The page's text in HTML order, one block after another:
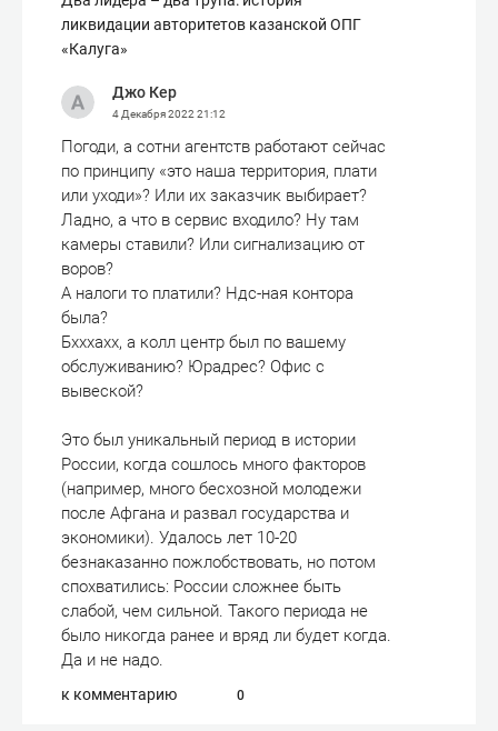
ликвидации авторитетов казанской ОПГ
«Калуга»
Джо Кер
4 Декабря 2022 21:12
Погоди, а сотни агентств работают сейчас
по принципу «это наша территория, плати
или уходи»? Или их заказчик выбирает?
Ладно, а что в сервис входило? Ну там
камеры ставили? Или сигнализацию от
воров?
А налоги то платили? Ндс-ная контора
была?
Бхххахх, а колл центр был по вашему
обслуживанию? Юрадрес? Офис с
вывеской?
Это был уникальный период в истории
России, когда сошлось много факторов
(например, много бесхозной молодежи
после Афгана и развал государства и
экономики). Удалось лет 10-20
безнаказанно пожлобствовать, но потом
спохватились: России сложнее быть
слабой, чем сильной. Такого периода не
было никогда ранее и вряд ли будет когда.
Да и не надо.
к комментарию 0